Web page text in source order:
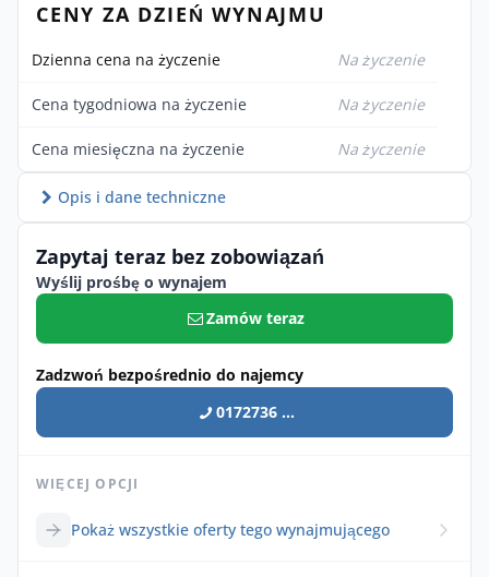
CENY ZA DZIEŃ WYNAJMU
Dzienna cena na życzenie Na życzenie
Cena tygodniowa na życzenie Na życzenie
Cena miesięczna na życzenie Na życzenie
Opis i dane techniczne
Zapytaj teraz bez zobowiązań
Wyślij prośbę o wynajem
Zamów teraz
Zadzwoń bezpośrednio do najemcy
0172736 ...
WIĘCEJ OPCJI
Pokaż wszystkie oferty tego wynajmującego